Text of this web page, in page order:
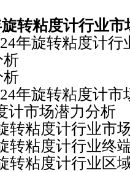
转粘度计行业市
年旋转粘度计行
年旋转粘度计市
市场潜力分析
粘度计行业市
粘度计行业终
粘度计行业区